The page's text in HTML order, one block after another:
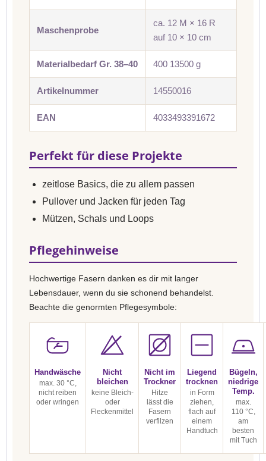
Maschenprobe
ca. 12 M × 16 R
auf 10 × 10 cm
Materialbedarf Gr. 38–40 400 13500 g
Artikelnummer 14550016
EAN 4033493391672
Perfekt für diese Projekte
zeitlose Basics, die zu allem passen
Pullover und Jacken für jeden Tag
Mützen, Schals und Loops
Pflegehinweise
Hochwertige Fasern danken es dir mit langer
Lebensdauer, wenn du sie schonend behandelst.
Beachte die genormten Pflegesymbole:
Handwäsche
max. 30 °C,
nicht reiben
oder wringen
Nicht
bleichen
keine Bleich-
oder
Fleckenmittel
Nicht im
Trockner
Hitze
lässt die
Fasern
verfilzen
Liegend
trocknen
in Form
ziehen,
flach auf
einem
Handtuch
Bügeln,
niedrige
Temp.
max.
110 °C,
am
besten
mit Tuch